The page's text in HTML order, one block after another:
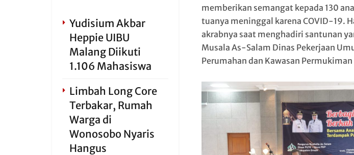
memberikan semangat kepada 130
tuanya meninggal karena COVID-19.
akrabnya saat menghadiri santunan
Musala As-Salam Dinas Pekerjaan
Perumahan dan Kawasan
Yudisium Akbar
Heppie UIBU
Malang Diikuti
1.106 Mahasiswa
Limbah Long Core
Terbakar, Rumah
Warga di
Wonosobo Nyaris
Hangus